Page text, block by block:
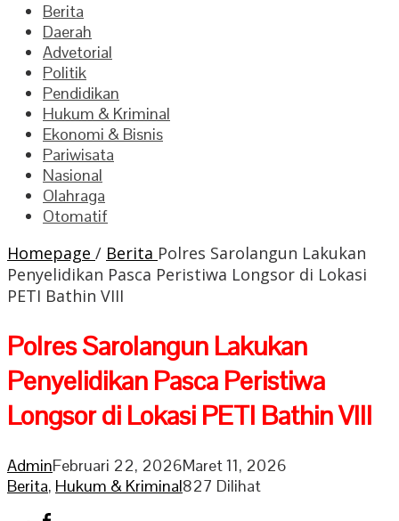
Berita
Daerah
Advetorial
Politik
Pendidikan
Hukum & Kriminal
Ekonomi & Bisnis
Pariwisata
Nasional
Olahraga
Otomatif
Homepage / Berita Polres Sarolangun Lakukan
Penyelidikan Pasca Peristiwa Longsor di Lokasi
PETI Bathin VIII
Polres Sarolangun Lakukan
Penyelidikan Pasca Peristiwa
Longsor di Lokasi PETI Bathin VIII
AdminFebruari 22, 2026Maret 11, 2026
Berita, Hukum & Kriminal827 Dilihat